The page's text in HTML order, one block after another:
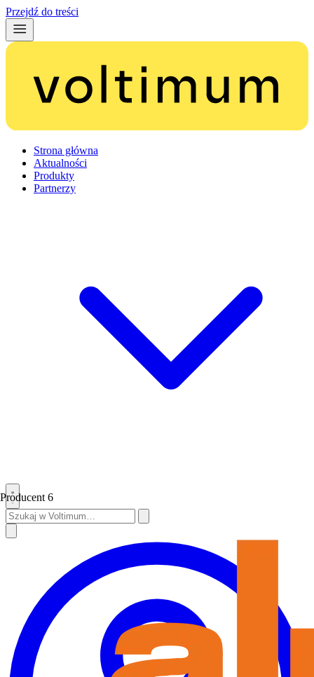
Przejdź do treści
Strona główna
Aktualności
Produkty
Partnerzy
Producent 6